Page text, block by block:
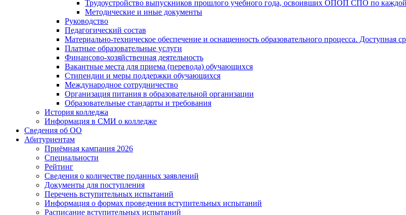
Трудоустройство выпускников прошлого учебного года, освоивших ОПОП СПО по каждой
Методические и иные документы
Руководство
Педагогический состав
Материально-техническое обеспечение и оснащенность образовательного процесса. Доступная
Платные образовательные услуги
Финансово-хозяйственная деятельность
Вакантные места для приема (перевода) обучающихся
Стипендии и меры поддержки обучающихся
Международное сотрудничество
Организация питания в образовательной организации
Образовательные стандарты и требования
История колледжа
Информация в СМИ о колледже
Сведения об ОО
Абитуриентам
Приёмная кампания 2026
Специальности
Рейтинг
Сведения о количестве поданных заявлений
Документы для поступления
Перечень вступительных испытаний
Информация о формах проведения вступительных испытаний
Расписание вступительных испытаний